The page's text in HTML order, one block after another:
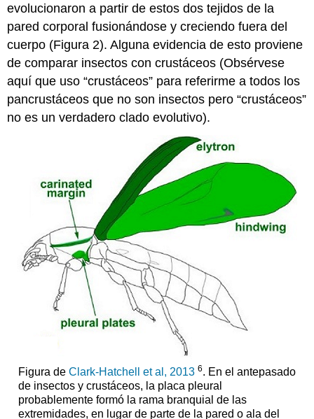
evolucionaron a partir de estos dos tejidos de la
pared corporal fusionándose y creciendo fuera del
cuerpo (Figura 2). Alguna evidencia de esto proviene
de comparar insectos con crustáceos (Obsérvese
aquí que uso “crustáceos” para referirme a todos los
pancrustáceos que no son insectos pero “crustáceos”
no es un verdadero clado evolutivo).
Figura de Clark-Hatchell et al, 2013 6. En el antepasado
de insectos y crustáceos, la placa pleural
probablemente formó la rama branquial de las
extremidades, en lugar de parte de la pared o ala del